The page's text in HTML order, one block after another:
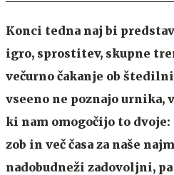
Konci tedna naj bi
igro, sprostitev, skupne
večurno čakanje ob
vseeno ne poznajo urnika,
ki nam omogočijo to dvoje:
zob in več časa za naše
nadobudneži zadovoljni,